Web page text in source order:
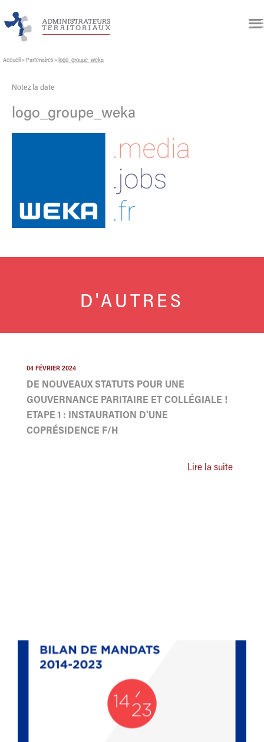
Accueil » Partenaires » logo_groupe_weka
Notez la date
logo_groupe_weka
D'AUTRES
04 FÉVRIER 2024
DE NOUVEAUX STATUTS POUR UNE
GOUVERNANCE PARITAIRE ET COLLÉGIALE !
ETAPE 1 : INSTAURATION D'UNE
COPRÉSIDENCE F/H
Lire la suite